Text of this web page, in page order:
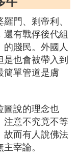
門、剎帝利、
有戰俘後代組
賤民。外國人
是也會被帶入到
簡單管道是膚
圖說的理念也
注意不究竟不等
故而有人說佛法
宰論。